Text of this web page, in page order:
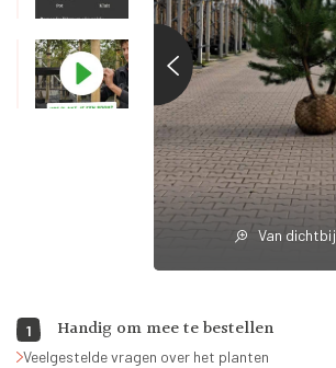
Van
1 Handig om mee te bestellen
Veelgestelde vragen over het planten